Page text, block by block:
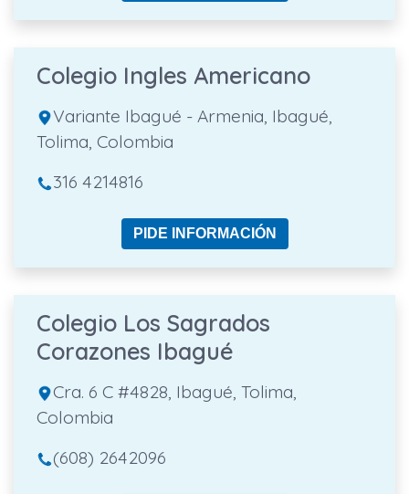
Colegio Ingles Americano
Variante Ibagué - Armenia, Ibagué,
Tolima, Colombia
316 4214816
PIDE INFORMACIÓN
Colegio Los Sagrados
Corazones Ibagué
Cra. 6 C #4828, Ibagué, Tolima,
Colombia
(608) 2642096